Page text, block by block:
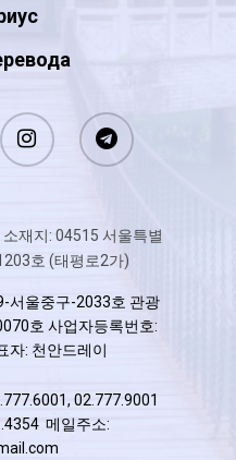
재지: 04515 서울특별
호 (태평로2가)
서울중구-2033호 관광
호 사업자등록번호:
자: 천안드레이
02.777.9001
메일주소: